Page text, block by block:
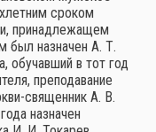
сроком
принадлежащем
был назначен А. Т.
обучавший в тот год
преподавание
священник А. В.
назначен